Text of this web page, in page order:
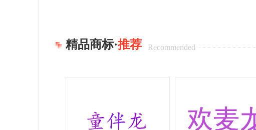
精品商标·推荐 Recommended